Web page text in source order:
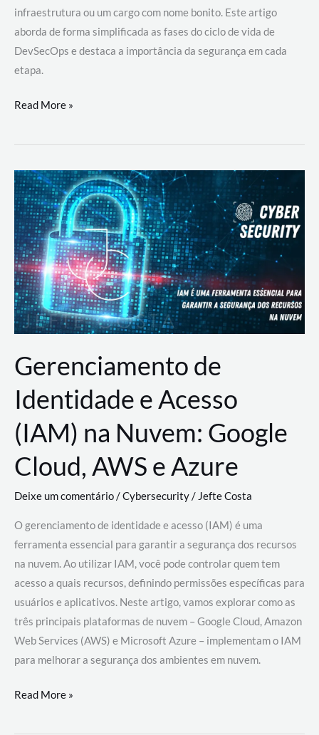
infraestrutura ou um cargo com nome bonito. Este artigo
aborda de forma simplificada as fases do ciclo de vida de
DevSecOps e destaca a importância da segurança em cada
etapa.
DevSecOps
Prática:
Desenvolvimento,
Segurança
e
Operações
Read More »
Gerenciamento de
Identidade e Acesso
(IAM) na Nuvem: Google
Cloud, AWS e Azure
Deixe um comentário/Cybersecurity/ Jefte Costa
O gerenciamento de identidade e acesso (IAM) é uma
ferramenta essencial para garantir a segurança dos recursos
na nuvem. Ao utilizar IAM, você pode controlar quem tem
acesso a quais recursos, definindo permissões específicas para
usuários e aplicativos. Neste artigo, vamos explorar como as
três principais plataformas de nuvem – Google Cloud, Amazon
Web Services (AWS) e Microsoft Azure – implementam o IAM
para melhorar a segurança dos ambientes em nuvem.
Gerenciamento
Read More »